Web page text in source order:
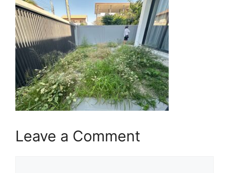
Leave a Comment